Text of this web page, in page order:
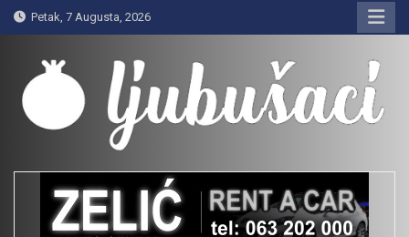
Skip
to
content
Petak, 7 Augusta, 2026
Ljubušaci
Svom voljenom gradu